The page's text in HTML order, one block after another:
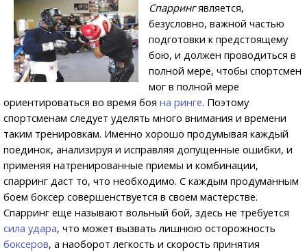
Спаррингявляется,
безусловно, важной частью
подготовки к предстоящему
бою, и должен проводиться в
полной мере, чтобы спортсмен
мог в полной мере
ориентироваться во время боя на ринге. Поэтому
спортсменам следует уделять много внимания и времени
таким тренировкам. Именно хорошо продумывая каждый
поединок, анализируя и исправляя допущенные ошибки, и
применяя натренированные приемы и комбинации,
спарринг даст то, что необходимо. С каждым продуманным
боем боксер совершенствуется в своем мастерстве.
Спарринг еще называют вольный бой, здесь не требуется
сила удара, что может вызвать лишнюю осторожность
боксеров, а наоборот легкость и скорость принятия